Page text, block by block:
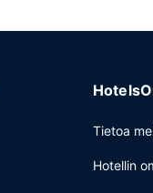
Tietoa
Hotellin